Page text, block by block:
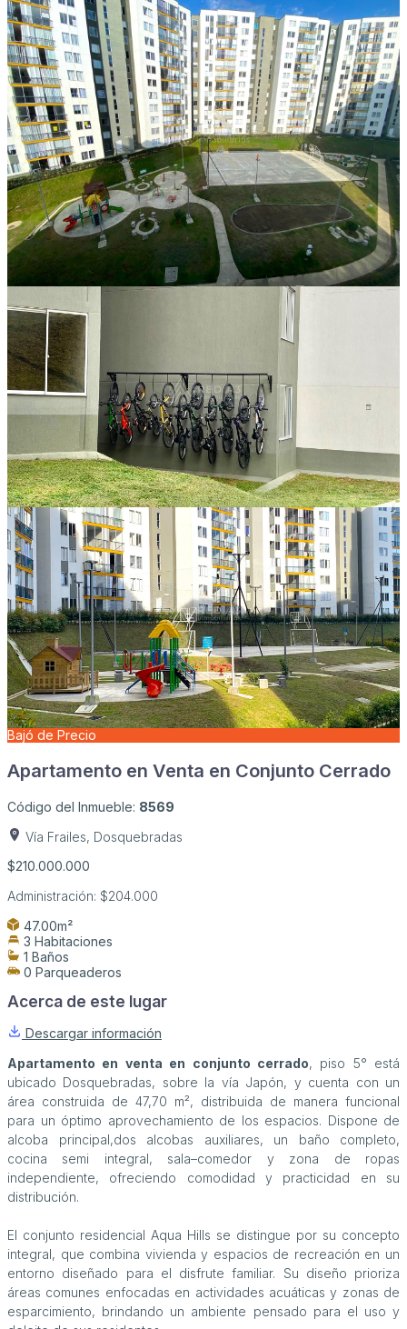
Bajó de Precio
Apartamento en Venta en Conjunto Cerrado
Código del Inmueble: 8569
Vía Frailes, Dosquebradas
$210.000.000
Administración: $204.000
47.00m²
3 Habitaciones
1 Baños
0 Parqueaderos
Acerca de este lugar
Descargar información
Apartamento en venta en conjunto cerrado, piso 5° está
ubicado Dosquebradas, sobre la vía Japón, y cuenta con un
área construida de 47,70 m², distribuida de manera funcional
para un óptimo aprovechamiento de los espacios. Dispone de
alcoba principal,dos alcobas auxiliares, un baño completo,
cocina semi integral, sala–comedor y zona de ropas
independiente, ofreciendo comodidad y practicidad en su
distribución.
El conjunto residencial Aqua Hills se distingue por su concepto
integral, que combina vivienda y espacios de recreación en un
entorno diseñado para el disfrute familiar. Su diseño prioriza
áreas comunes enfocadas en actividades acuáticas y zonas de
esparcimiento, brindando un ambiente pensado para el uso y